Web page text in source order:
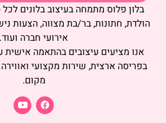
בלון פלוס מתמחה בעיצוב בלונים לכל
הולדת, חתונות, בר/בת מצווה, הצעות
אירועי חברה ועוד.
אנו מציעים עיצובים בהתאמה אישית
בפריסה ארצית, שירות מקצועי
מקום.